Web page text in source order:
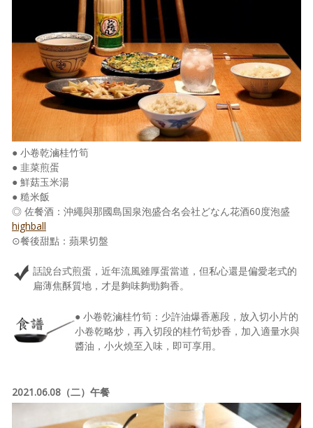
● 小卷乾滷桂竹筍
● 韭菜煎蛋
● 鮮菇玉米湯
● 糙米飯
◎ 佐餐酒：沖繩與那國島国泉泡盛合名会社どなん花酒60度泡盛
highball
⊙餐後甜點：蘋果切盤
話說台式煎蛋，近年流風雖厚蛋當道，但私心還是偏愛老式的
扁薄焦酥質地，才是夠味夠勁夠香。
● 小卷乾滷桂竹筍：少許油爆香蔥段，放入切小片的
小卷乾略炒，再入切段的桂竹筍炒香，加入適量水與
醬油，小火燒至入味，即可享用。
2021.06.08（二）午餐